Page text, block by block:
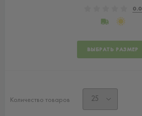
0.0
ВЫБРАТЬ РАЗМЕР
Количество товаров